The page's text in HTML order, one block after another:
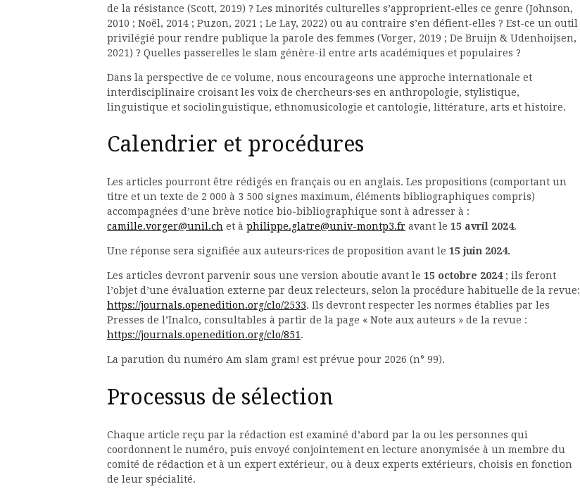
de la résistance (Scott, 2019) ? Les minorités culturelles s’approprient-elles ce genre (Johnson,
2010 ; Noël, 2014 ; Puzon, 2021 ; Le Lay, 2022) ou au contraire s’en défient-elles ? Est-ce un outil
privilégié pour rendre publique la parole des femmes (Vorger, 2019 ; De Bruijn & Udenhoijsen,
2021) ? Quelles passerelles le slam génère-il entre arts académiques et populaires ?
Dans la perspective de ce volume, nous encourageons une approche internationale et
interdisciplinaire croisant les voix de chercheurs·ses en anthropologie, stylistique,
linguistique et sociolinguistique, ethnomusicologie et cantologie, littérature, arts et histoire.
Calendrier et procédures
Les articles pourront être rédigés en français ou en anglais. Les propositions (comportant un
titre et un texte de 2 000 à 3 500 signes maximum, éléments bibliographiques compris)
accompagnées d’une brève notice bio-bibliographique sont à adresser à :
camille.vorger@unil.ch et à philippe.glatre@univ-montp3.fr avant le 15 avril 2024.
Une réponse sera signifiée aux auteurs·rices de proposition avant le 15 juin 2024.
Les articles devront parvenir sous une version aboutie avant le 15 octobre 2024; ils feront
l’objet d’une évaluation externe par deux relecteurs, selon la procédure habituelle de la revue:
https://journals.openedition.org/clo/2533. Ils devront respecter les normes établies par les
Presses de l’Inalco, consultables à partir de la page « Note aux auteurs » de la revue :
https://journals.openedition.org/clo/851.
La parution du numéro Am slam gram! est prévue pour 2026 (n° 99).
Processus de sélection
Chaque article reçu par la rédaction est examiné d’abord par la ou les personnes qui
coordonnent le numéro, puis envoyé conjointement en lecture anonymisée à un membre du
comité de rédaction et à un expert extérieur, ou à deux experts extérieurs, choisis en fonction
de leur spécialité.